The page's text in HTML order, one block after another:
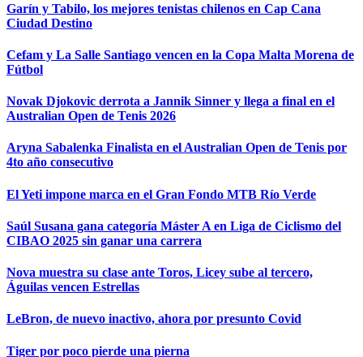
Garín y Tabilo, los mejores tenistas chilenos en Cap Cana
Ciudad Destino
Cefam y La Salle Santiago vencen en la Copa Malta Morena de
Fútbol
Novak Djokovic derrota a Jannik Sinner y llega a final en el
Australian Open de Tenis 2026
Aryna Sabalenka Finalista en el Australian Open de Tenis por
4to año consecutivo
El Yeti impone marca en el Gran Fondo MTB Río Verde
Saúl Susana gana categoría Máster A en Liga de Ciclismo del
CIBAO 2025 sin ganar una carrera
Nova muestra su clase ante Toros, Licey sube al tercero,
Águilas vencen Estrellas
LeBron, de nuevo inactivo, ahora por presunto Covid
Tiger por poco pierde una pierna